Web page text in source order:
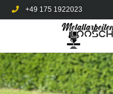
+49 175 1922023